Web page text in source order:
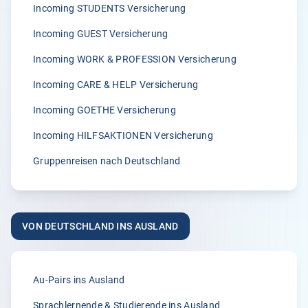
5.00
„Wir sind von der zügigen Bearbeitung von Klemmer
International immer wieder begeisterst.“
A.
der Klemmer International Assekuradeur GmbH. Der
Grund dafür liegt in der Kompetenz der Ansprechpartner
sowie dem sehr guten Kundenservice und der
Incoming STUDENTS Versicherung
Incoming GUEST Versicherung
Incoming WORK & PROFESSION Versicherung
Incoming CARE & HELP Versicherung
Incoming GOETHE Versicherung
Incoming HILFSAKTIONEN Versicherung
Gruppenreisen nach Deutschland
VON DEUTSCHLAND INS AUSLAND
Au-Pairs ins Ausland
Sprachlernende & Studierende ins Ausland